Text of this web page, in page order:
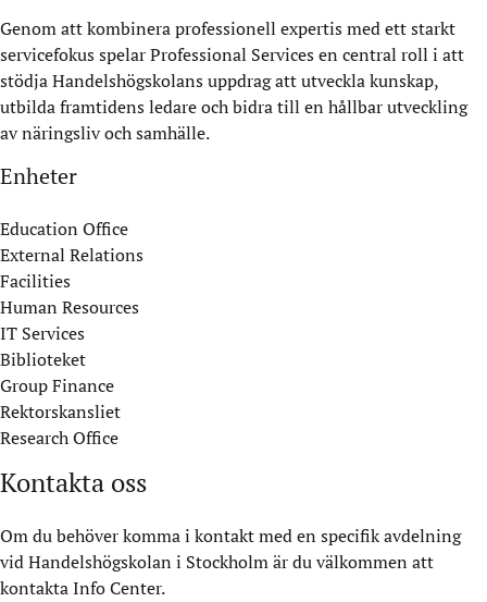
Genom att kombinera professionell expertis med ett starkt
servicefokus spelar Professional Services en central roll i att
stödja Handelshögskolans uppdrag att utveckla kunskap,
utbilda framtidens ledare och bidra till en hållbar utveckling
av näringsliv och samhälle.
Enheter
Education Office
External Relations
Facilities
Human Resources
IT Services
Biblioteket
Group Finance
Rektorskansliet
Research Office
Kontakta oss
Om du behöver komma i kontakt med en specifik avdelning
vid Handelshögskolan i Stockholm är du välkommen att
kontakta Info Center.